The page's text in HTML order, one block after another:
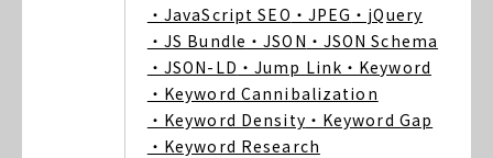
・JavaScript SEO ・JPEG ・jQuery
・JS Bundle ・JSON ・JSON Schema
・JSON-LD ・Jump Link ・Keyword
・Keyword Cannibalization
・Keyword Density ・Keyword Gap
・Keyword Research